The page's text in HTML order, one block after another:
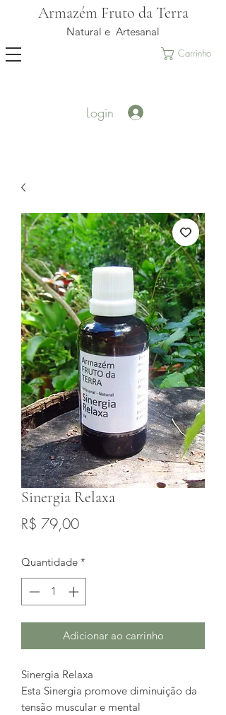
Armazém Fruto da Terra
Natural e Artesanal
Carrinho
Login
Sinergia Relaxa
R$ 79,00Preço
Quantidade *
Adicionar ao carrinho
Sinergia Relaxa
Esta Sinergia promove diminuição da
tensão muscular e mental